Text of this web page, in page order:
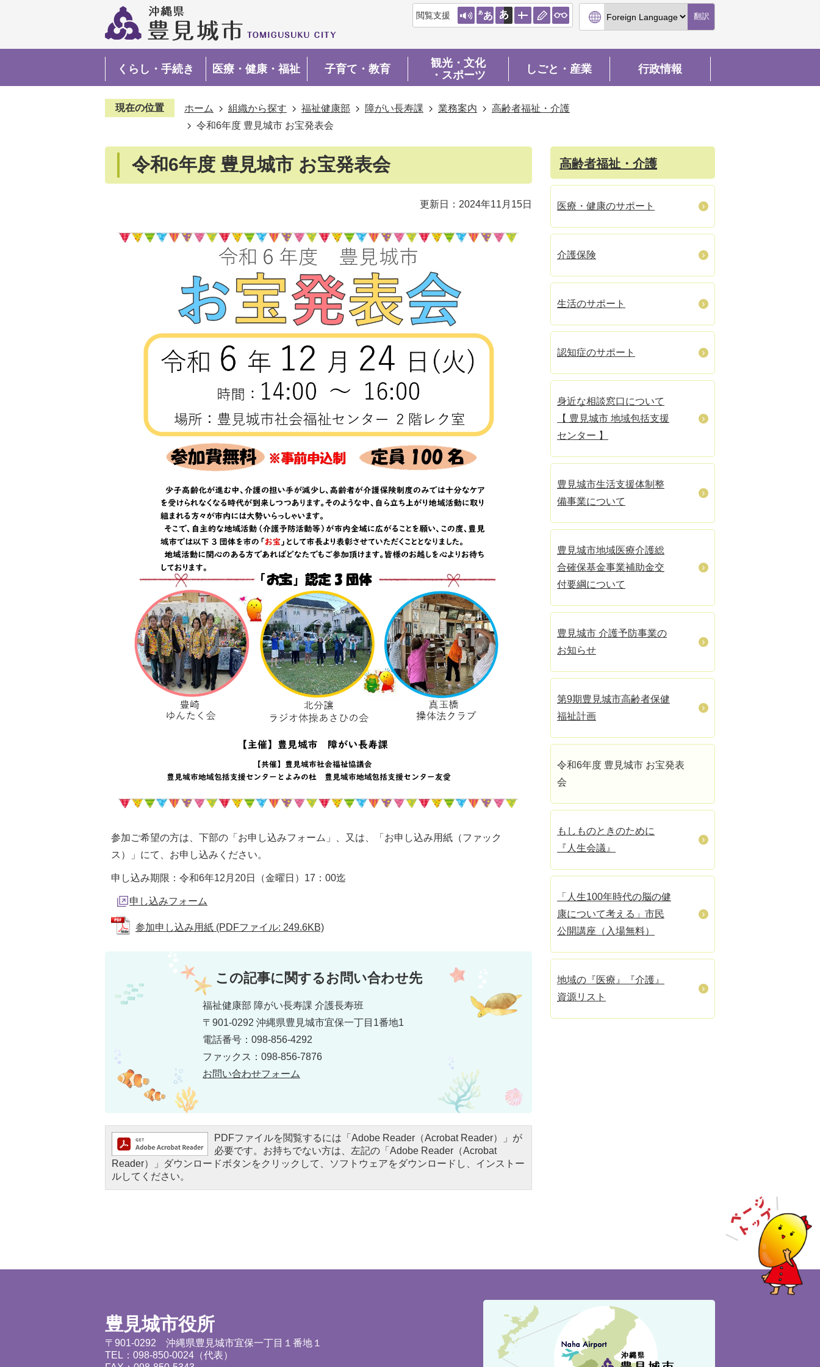
閲覧支援 翻訳
くらし・手続き 医療・健康・福祉 子育て・教育
観光・文化
・スポーツ
しごと・産業 行政情報
現在の位置 ホーム 組織から探す 福祉健康部 障がい長寿課 業務案内
高齢者福祉・介護
令和6年度 豊見城市 お宝発表会
令和6年度 豊見城市 お宝発表会
更新日：2024年11月15日
参加ご希望の方は、下部の「お申し込みフォーム」、又は、「お申し込み用紙（ファック
ス）」にて、お申し込みください。
申し込み期限：令和6年12月20日（金曜日）17：00迄
申し込みフォーム
参加申し込み用紙 (PDFファイル: 249.6KB)
この記事に関するお問い合わせ先
福祉健康部 障がい長寿課 介護長寿班
〒901-0292 沖縄県豊見城市宜保一丁目1番地1
電話番号：098-856-4292
ファックス：098-856-7876
お問い合わせフォーム
PDFファイルを閲覧するには「Adobe Reader（Acrobat Reader）」が
必要です。お持ちでない方は、左記の「Adobe Reader（Acrobat
Reader）」ダウンロードボタンをクリックして、ソフトウェアをダウンロードし、インストー
ルしてください。
高齢者福祉・介護
医療・健康のサポート
介護保険
生活のサポート
認知症のサポート
身近な相談窓口について
【 豊見城市 地域包括支援
センター 】
豊見城市生活支援体制整
備事業について
豊見城市地域医療介護総
合確保基金事業補助金交
付要綱について
豊見城市 介護予防事業の
お知らせ
第9期豊見城市高齢者保健
福祉計画
令和6年度 豊見城市 お宝発表
会
もしものときのために
『人生会議』
「人生100年時代の脳の健
康について考える」市民
公開講座（入場無料）
地域の『医療』『介護』
資源リスト
豊見城市役所
〒901-0292 沖縄県豊見城市宜保一丁目１番地１
TEL：098-850-0024（代表）